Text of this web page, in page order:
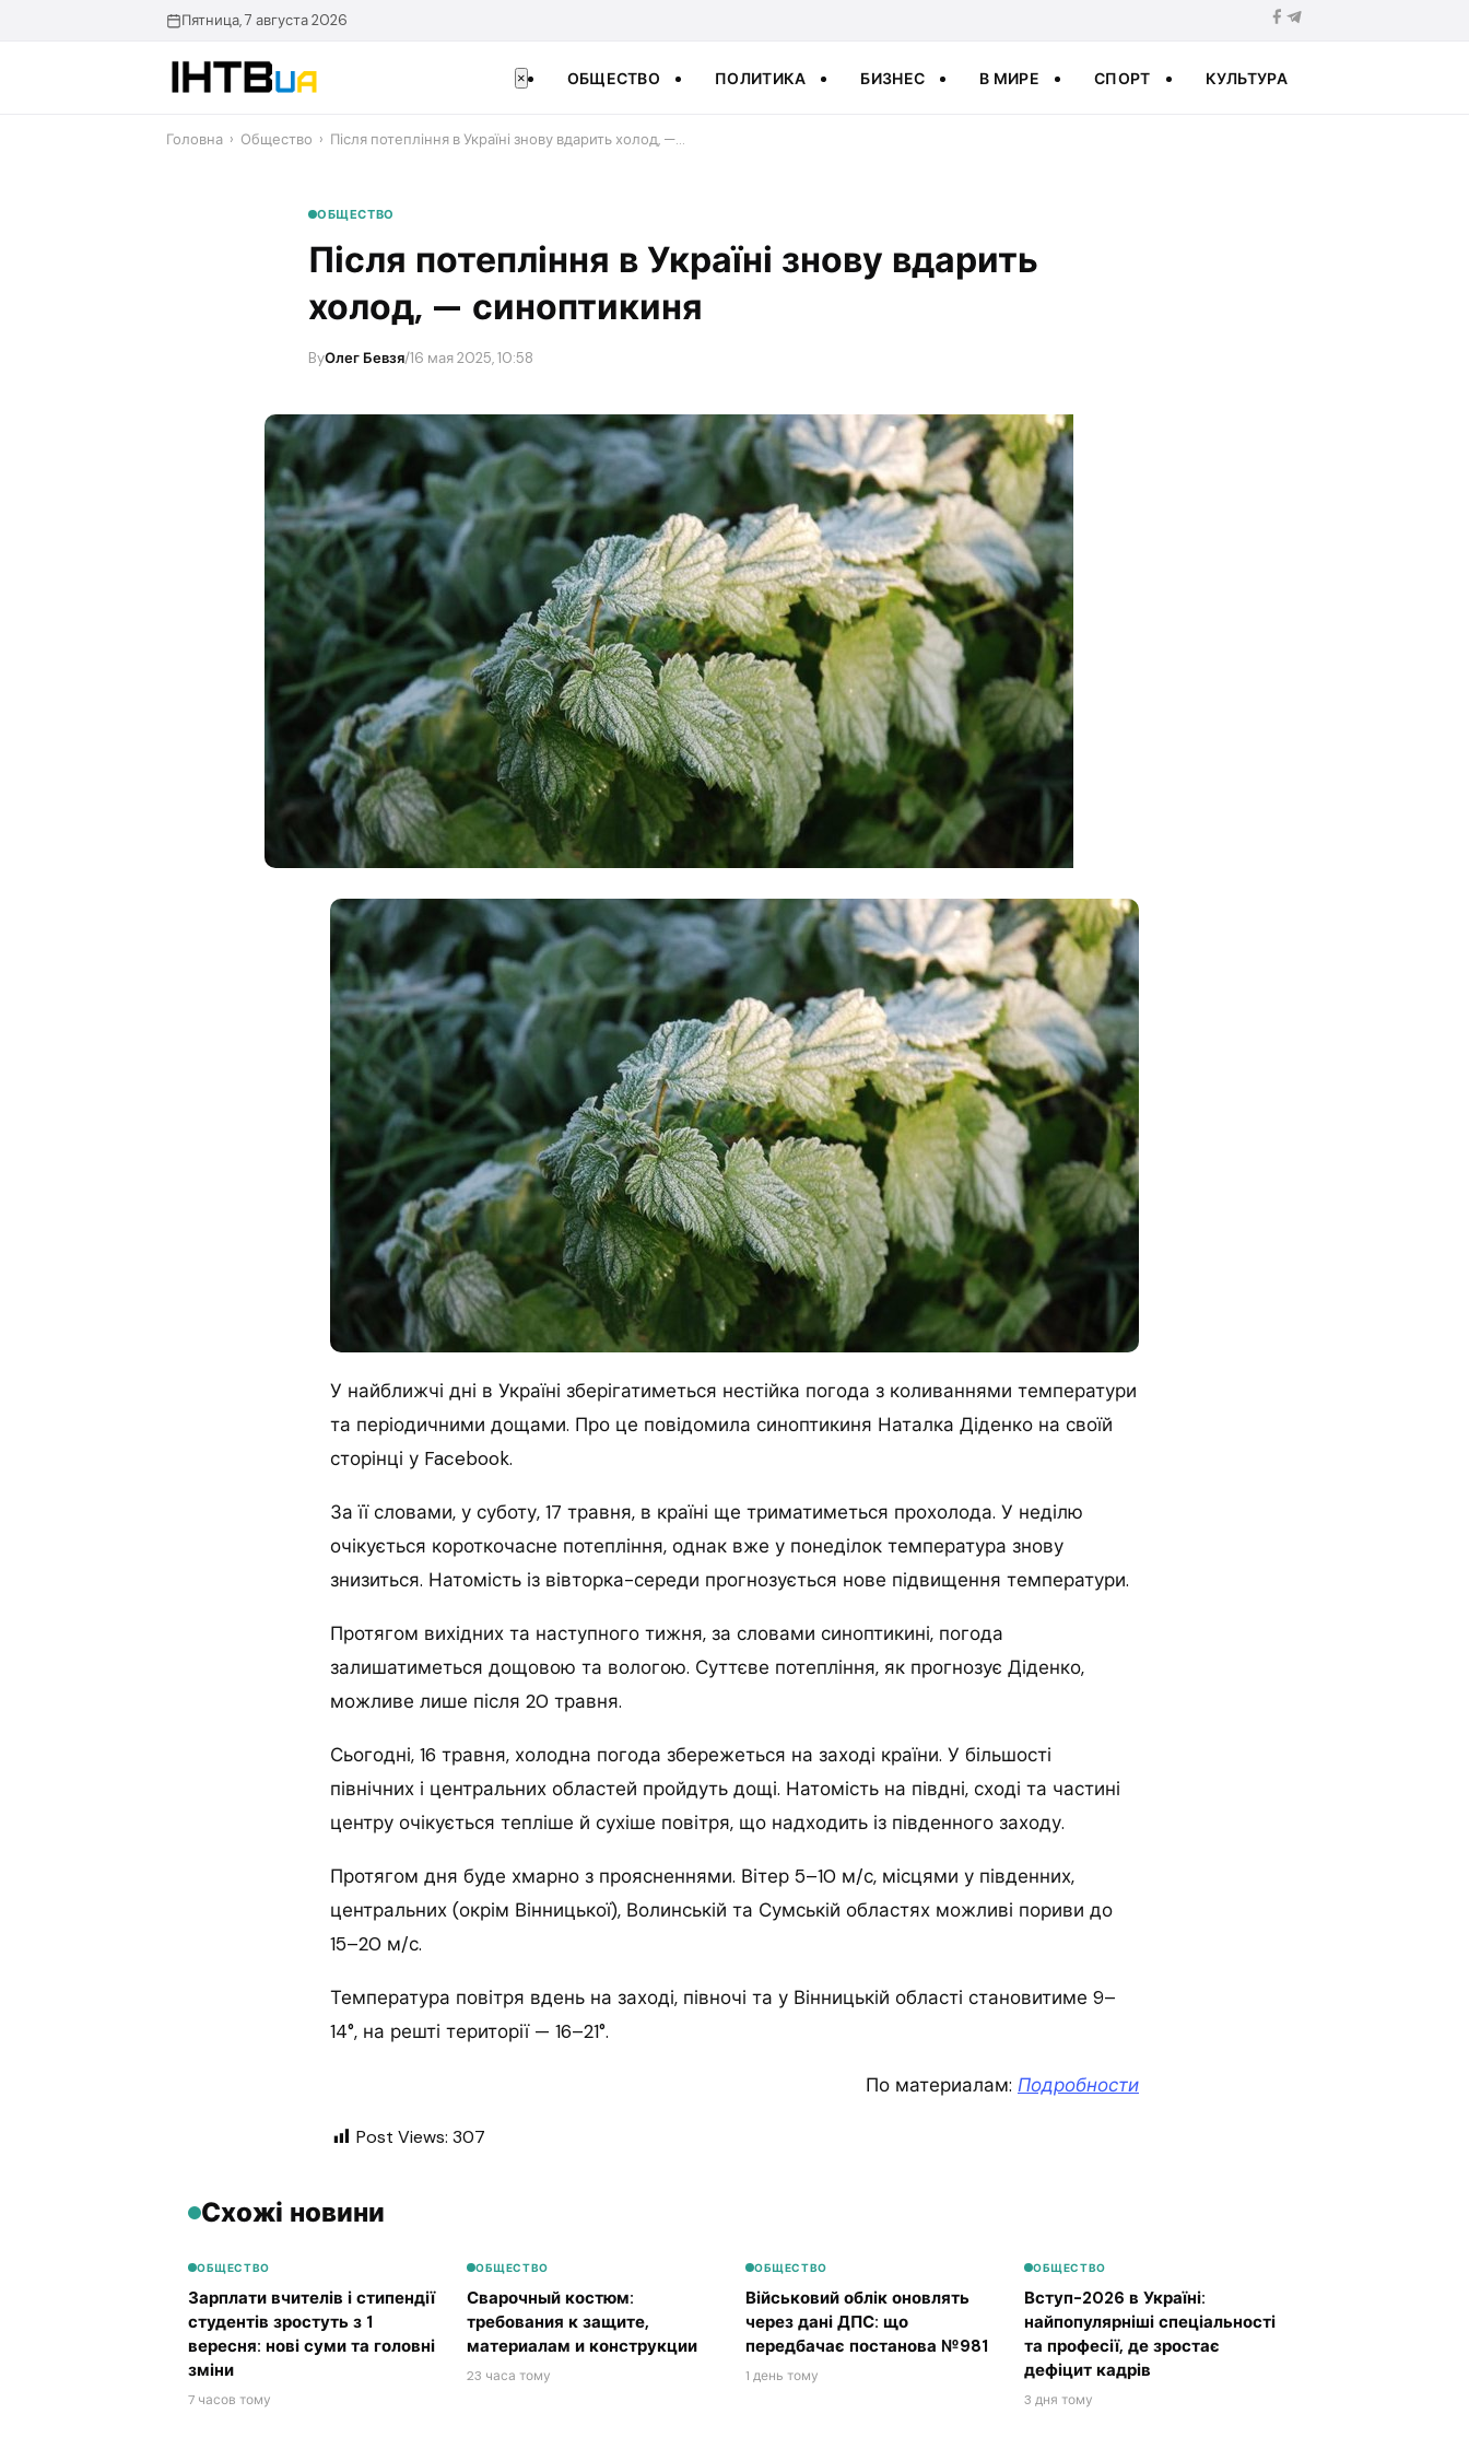
Пятница, 7 августа 2026
× ОБЩЕСТВО ПОЛИТИКА БИЗНЕС В МИРЕ СПОРТ КУЛЬТУРА
Головна › Общество › Після потепління в Україні знову вдарить холод, —…
ОБЩЕСТВО
Після потепління в Україні знову вдарить
холод, — синоптикиня
ByОлег Бевзя/16 мая 2025, 10:58
У найближчі дні в Україні зберігатиметься нестійка погода з коливаннями температури
та періодичними дощами. Про це повідомила синоптикиня Наталка Діденко на своїй
сторінці у Facebook.
За її словами, у суботу, 17 травня, в країні ще триматиметься прохолода. У неділю
очікується короткочасне потепління, однак вже у понеділок температура знову
знизиться. Натомість із вівторка-середи прогнозується нове підвищення температури.
Протягом вихідних та наступного тижня, за словами синоптикині, погода
залишатиметься дощовою та вологою. Суттєве потепління, як прогнозує Діденко,
можливе лише після 20 травня.
Сьогодні, 16 травня, холодна погода збережеться на заході країни. У більшості
північних і центральних областей пройдуть дощі. Натомість на півдні, сході та частині
центру очікується тепліше й сухіше повітря, що надходить із південного заходу.
Протягом дня буде хмарно з проясненнями. Вітер 5–10 м/с, місцями у південних,
центральних (окрім Вінницької), Волинській та Сумській областях можливі пориви до
15–20 м/с.
Температура повітря вдень на заході, півночі та у Вінницькій області становитиме 9–
14°, на решті території — 16–21°.
По материалам: Подробности
Post Views: 307
Схожі новини
ОБЩЕСТВО
Зарплати вчителів і стипендії
студентів зростуть з 1
вересня: нові суми та головні
зміни
7 часов тому
ОБЩЕСТВО
Сварочный костюм:
требования к защите,
материалам и конструкции
23 часа тому
ОБЩЕСТВО
Військовий облік оновлять
через дані ДПС: що
передбачає постанова №981
1 день тому
ОБЩЕСТВО
Вступ-2026 в Україні:
найпопулярніші спеціальності
та професії, де зростає
дефіцит кадрів
3 дня тому